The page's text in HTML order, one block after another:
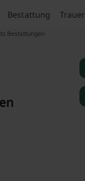
Bestattung Trauer
Bestattungen